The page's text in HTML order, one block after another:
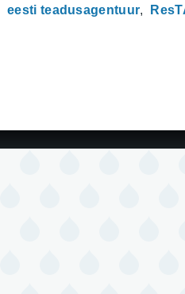
eesti teadusagentuur